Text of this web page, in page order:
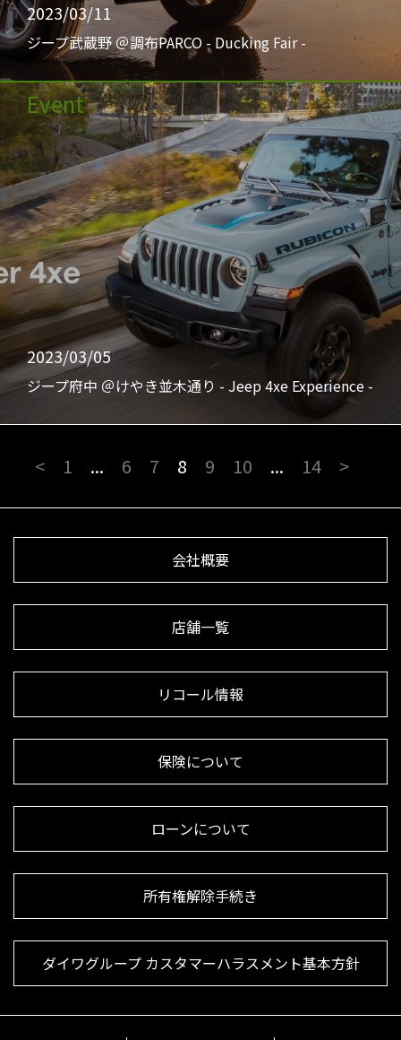
2023/03/11
ジープ武蔵野 ＠調布PARCO - Ducking Fair -
Event
2023/03/05
ジープ府中 ＠けやき並木通り - Jeep 4xe Experience -
< 1 ... 6 7 8 9 10 ... 14 >
会社概要
店舗一覧
リコール情報
保険について
ローンについて
所有権解除手続き
ダイワグループ カスタマーハラスメント基本方針